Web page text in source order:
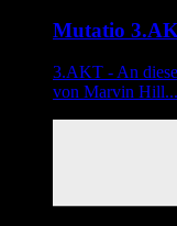
Mutatio
3.AKT - An
von Marvin Hill...